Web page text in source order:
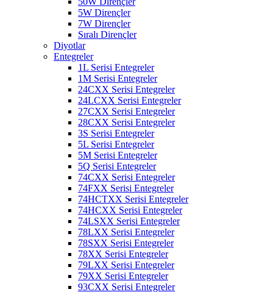
5W Dirençler
7W Dirençler
Sıralı Dirençler
Diyotlar
Entegreler
1L Serisi Entegreler
1M Serisi Entegreler
24CXX Serisi Entegreler
24LCXX Serisi Entegreler
27CXX Serisi Entegreler
28CXX Serisi Entegreler
3S Serisi Entegreler
5L Serisi Entegreler
5M Serisi Entegreler
5Q Serisi Entegreler
74CXX Serisi Entegreler
74FXX Serisi Entegreler
74HCTXX Serisi Entegreler
74HCXX Serisi Entegreler
74LSXX Serisi Entegreler
78LXX Serisi Entegreler
78SXX Serisi Entegreler
78XX Serisi Entegreler
79LXX Serisi Entegreler
79XX Serisi Entegreler
93CXX Serisi Entegreler